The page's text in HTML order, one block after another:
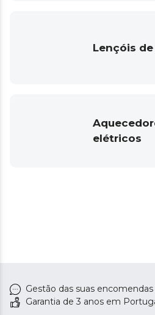
Lençóis
elétricos
Gestão das suas
Garantia de 3 anos em